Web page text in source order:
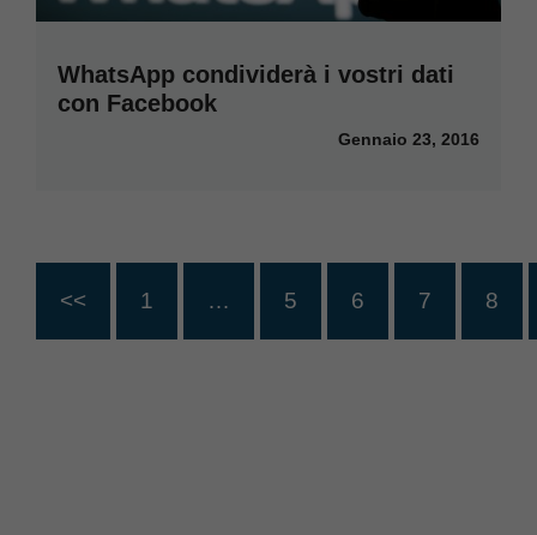
WhatsApp condividerà i vostri dati
con Facebook
Gennaio 23, 2016
<< 1 … 5 6 7 8